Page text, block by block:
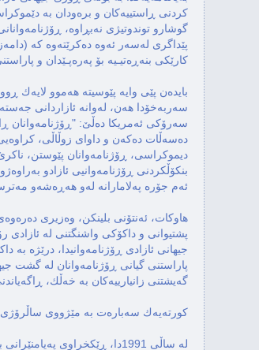
کارێکی بنەڕەتیـیە بۆ پەرەپـێدان و
ئەم جۆرە په‌لامارانه‌ لەو هەڕەشەو مەترسیانەی ڕووبەڕووی دیموکراسی دەبنەوە لە جیهاندا، كه‌متر نیه‌."
گه‌یشتنی زانیارییه‌كان به‌ خه‌ڵك، ڕاگه‌یاندنی ئازادو سه‌ربه‌خۆیه‌."
كورته‌یه‌ك سه‌باره‌ت به‌ مێژووی ساڵرۆژی جیهانی ئازادی رۆژنامه‌وانی: